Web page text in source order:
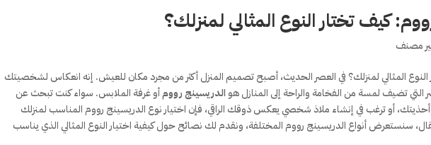
كيف تختار النوع المثالي لمنزلك؟
مصنف
النوع المثالي لمنزلك؟ في العصر الحديث، أصبح تصميم المنزل أكثر من مجرد مكان للعيش. إنه انعكاس لشخصيتك
التي تضيف لمسة من الفخامة والراحة إلى المنازل هو الدريسينج روومأو غرفة الملابس. سواء كنت تبحث عن
أو ترغب في إنشاء ملاذ شخصي يعكس ذوقك الراقي، فإن اختيار نوع الدريسينج رووم المناسب لمنزلك
سنستعرض أنواع الدريسينج رووم المختلفة، ونقدم لك نصائح حول كيفية اختيار النوع المثالي الذي يناسب